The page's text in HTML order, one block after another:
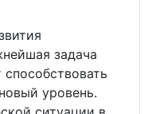
задача
способствовать
уровень.